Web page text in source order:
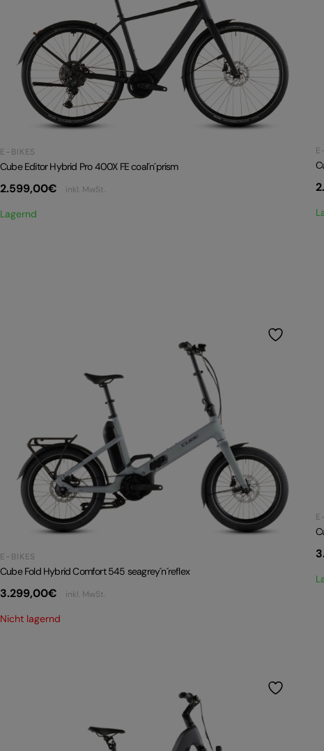
E-BIKES
Cube Editor Hybrid Pro 400X FE coal´n´prism
2.599,00€ inkl. MwSt.
Lagernd
E-BIKES
Cube Fold Hybrid Comfort 545 seagrey´n´reflex
3.299,00€ inkl. MwSt.
Nicht lagernd